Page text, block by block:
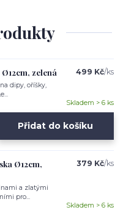
zelená
dipy, oříšky,
499 Kč/ks
Skladem > 6 ks
Přidat do košíku
Ø12cm,
a zlatými
pro...
379 Kč/ks
Skladem > 6 ks